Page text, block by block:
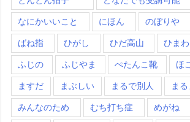
なにかいいこと にほん のぼりや
ばね指 ひがし ひだ高山 ひまわ
ふじの ふじやま ぺたんこ靴 ほ
ますだ まぶしい まるで別人 ま
みんなのため むち打ち症 めがね